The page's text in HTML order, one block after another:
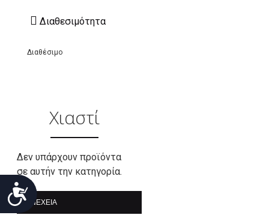
Προσιτότητα
Διαθεσιμότητα
Διαθέσιμο
Χιαστί
Δεν υπάρχουν προϊόντα
σε αυτήν την κατηγορία.
ΣΥΝΈΧΕΙΑ